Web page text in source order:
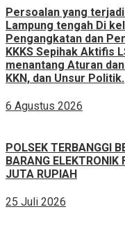
Persoalan yang
Lampung tengah Di
Pengangkatan dan
KKKS Sepihak Aktifis
menantang Aturan
KKN, dan Unsur Politik.
6 Agustus 2026
POLSEK TERBANGGI
BARANG ELEKTRONIK
JUTA RUPIAH
25 Juli 2026